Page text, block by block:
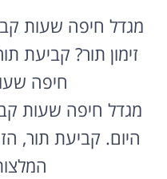
מגדל חיפה שעות
זימון תור? קביעת
חיפה
מגדל חיפה שעות
היום. קביעת תור,